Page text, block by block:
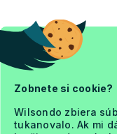
Zobnete si cookie?
Wilsondo zbiera
tukanovalo. Ak mi